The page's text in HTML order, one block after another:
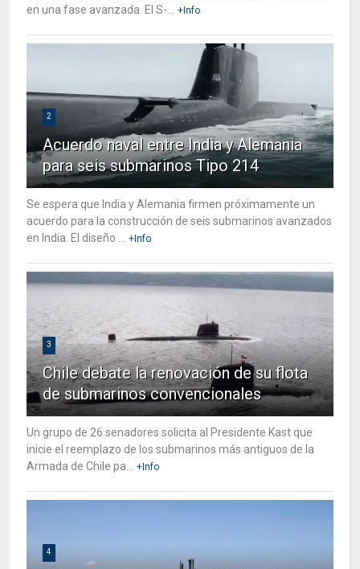
en una fase avanzada. El S-...
+Info
2
Acuerdo naval entre India y Alemania
para seis submarinos Tipo 214
Se espera que India y Alemania firmen próximamente un
acuerdo para la construcción de seis submarinos avanzados
en India. El diseño ...
+Info
3
Chile debate la renovación de su flota
de submarinos convencionales
Un grupo de 26 senadores solicita al Presidente Kast que
inicie el reemplazo de los submarinos más antiguos de la
Armada de Chile pa...
+Info
4